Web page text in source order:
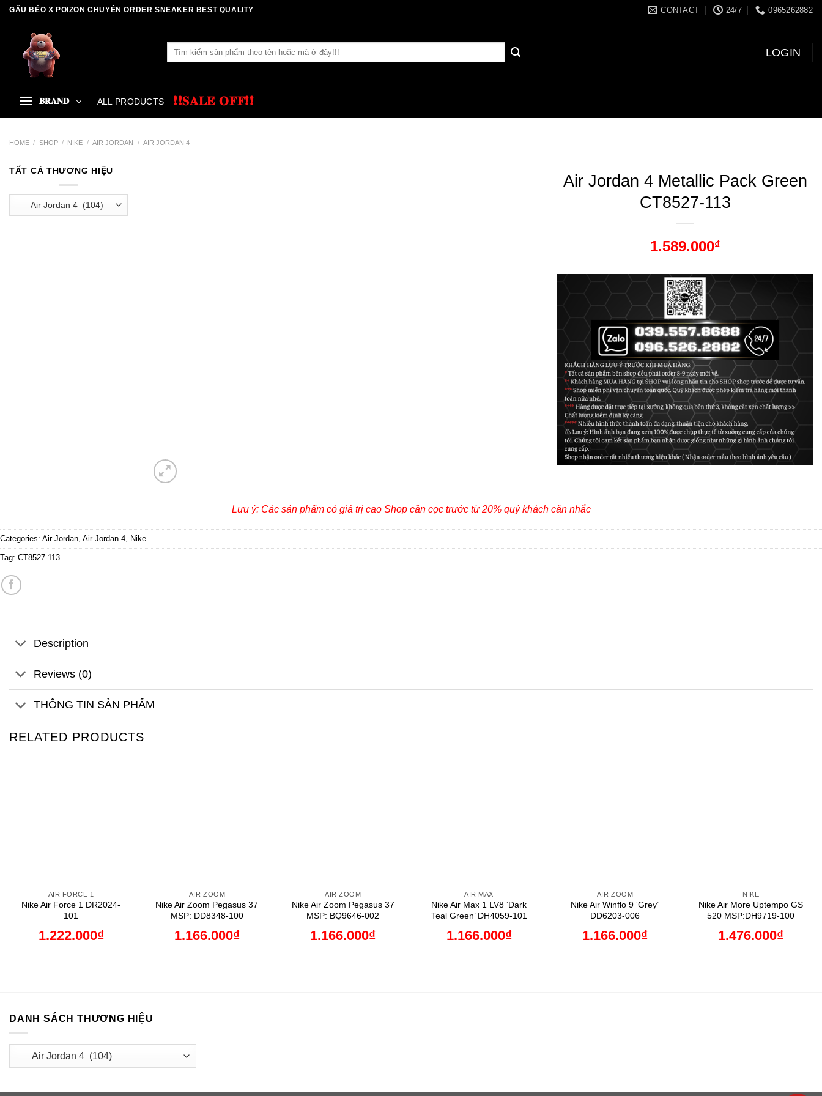
Skip
content
GẤU BÉO X POIZON CHUYÊN ORDER SNEAKER BEST QUALITY CONTACT 24/7 0965262882
Search
LOGIN
𝐁𝐑𝐀𝐍𝐃 ALL PRODUCTS ❗❗𝐒𝐀𝐋𝐄 𝐎𝐅𝐅❗❗
HOME / SHOP / NIKE / AIR JORDAN / AIR JORDAN 4
TẤT CẢ THƯƠNG HIỆU
Air Jordan 4 Metallic Pack Green
CT8527-113
1.589.000₫
Lưu ý: Các sản phẩm có giá trị cao Shop cần cọc trước từ 20% quý khách cân nhắc
Categories: Air Jordan, Air Jordan 4, Nike
Tag: CT8527-113
Description
Reviews (0)
THÔNG TIN SẢN PHẨM
RELATED PRODUCTS
AIR FORCE 1
Nike Air Force 1 DR2024-
101
1.222.000₫
AIR ZOOM
Nike Air Zoom Pegasus 37
MSP: DD8348-100
1.166.000₫
AIR ZOOM
Nike Air Zoom Pegasus 37
MSP: BQ9646-002
1.166.000₫
AIR MAX
Nike Air Max 1 LV8 ‘Dark
Teal Green’ DH4059-101
1.166.000₫
AIR ZOOM
Nike Air Winflo 9 ‘Grey’
DD6203-006
1.166.000₫
NIKE
Nike Air More Uptempo GS
520 MSP:DH9719-100
1.476.000₫
DANH SÁCH THƯƠNG HIỆU